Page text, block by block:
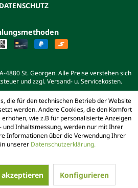
DATENSCHUTZ
4880 St. Georgen. Alle Preise verstehen sich
und zzgl. Versand- u. Servicekosten.
die für den technischen Betrieb der Website
werden. Andere Cookies, die den Komfort
wie z.B für personalisierte Anzeigen
und Inhaltsmessung, werden nur mit Ihrer
Informationen über die Verwendung Ihrer
unserer Datenschutzerklärung.
akzeptieren Konfigurieren